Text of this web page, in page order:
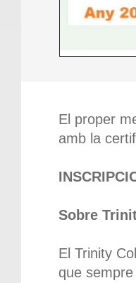
El proper
amb la
Sobre
El Trinity
que